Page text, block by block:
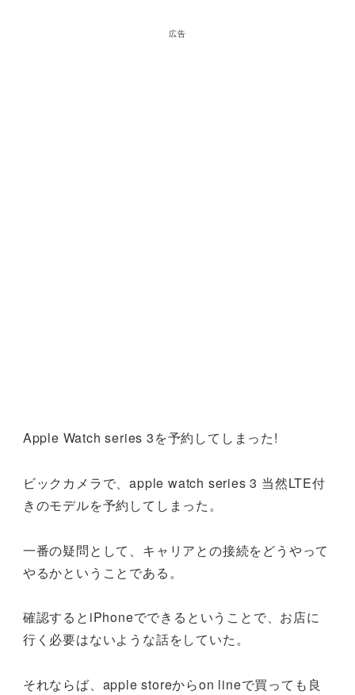
広告
Apple Watch series 3を予約してしまった!
ビックカメラで、apple watch series 3 当然LTE付
きのモデルを予約してしまった。
一番の疑問として、キャリアとの接続をどうやって
やるかということである。
確認するとiPhoneでできるということで、お店に
行く必要はないような話をしていた。
それならば、apple storeからon lineで買っても良